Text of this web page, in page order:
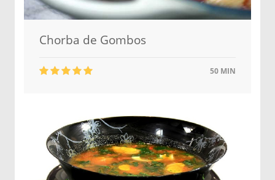
Chorba de Gombos
50 MIN